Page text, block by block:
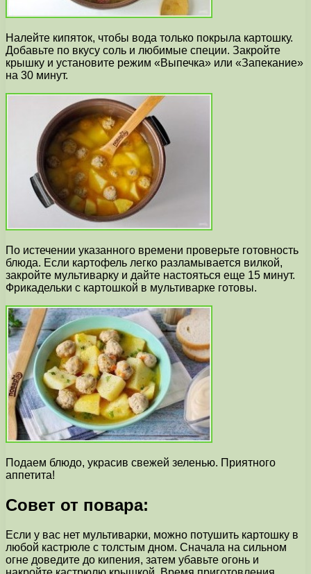
Налейте кипяток, чтобы вода только покрыла картошку.
Добавьте по вкусу соль и любимые специи. Закройте
крышку и установите режим «Выпечка» или «Запекание»
на 30 минут.
По истечении указанного времени проверьте готовность
блюда. Если картофель легко разламывается вилкой,
закройте мультиварку и дайте настояться еще 15 минут.
Фрикадельки с картошкой в мультиварке готовы.
Подаем блюдо, украсив свежей зеленью. Приятного
аппетита!
Совет от повара:
Если у вас нет мультиварки, можно потушить картошку в
любой кастрюле с толстым дном. Сначала на сильном
огне доведите до кипения, затем убавьте огонь и